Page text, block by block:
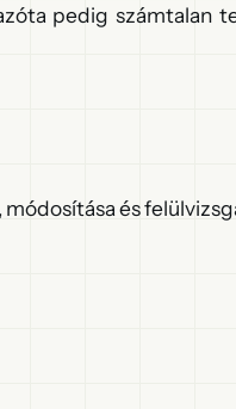
pedig számtalan
és